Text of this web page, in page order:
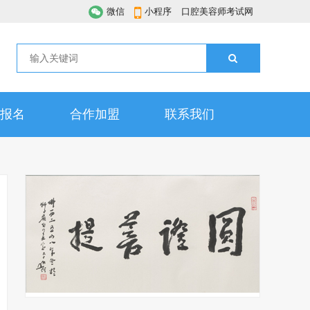
微信 小程序 口腔美容师考试网
名 合作加盟 联系我们